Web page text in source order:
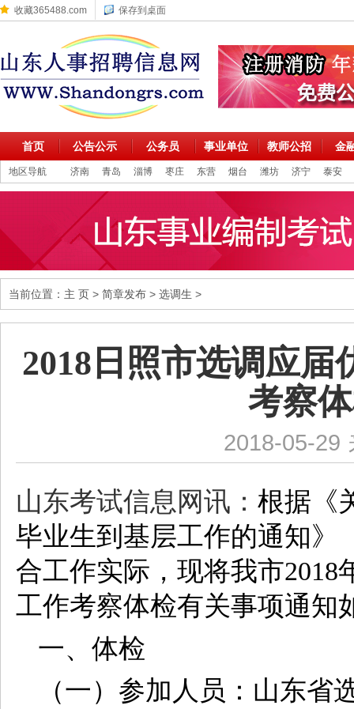
收藏365488.com 保存到桌面
首页 公告公示 公务员 事业单位 教师公招 金
地区导航 济南 青岛 淄博 枣庄 东营 烟台 潍坊 济宁 泰安
当前位置： 主 页 > 简章发布 > 选调生 >
2018日照市选调应
考察
2018-05-29
山东考试信息网讯： 根据《
毕业生到基层工作的通知》
合工作实际，现将我市
工作考察体检有关事项通知
一、体检
（一）参加人员：山东省